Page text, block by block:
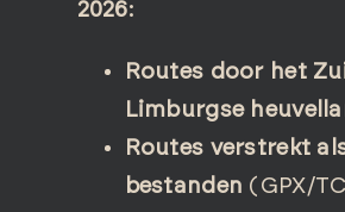
2026:
Routes door het
Limburgse
Routes verstrekt
bestanden (GPX/